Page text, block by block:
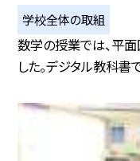
学校全体の取組
数学の授業では、平
した。デジタル教科書